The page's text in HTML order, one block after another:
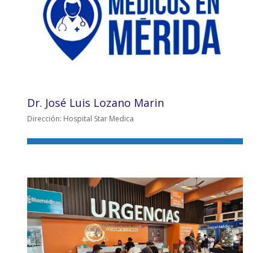
Dr. José Luis Lozano Marin
Dirección: Hospital Star Medica